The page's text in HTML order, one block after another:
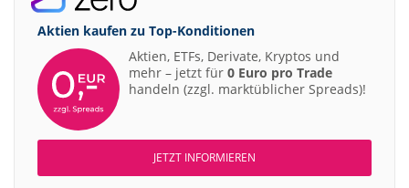
Aktien kaufen zu Top-Konditionen
Aktien, ETFs, Derivate, Kryptos und
mehr – jetzt für 0 Euro pro Trade
handeln (zzgl. marktüblicher Spreads)!
JETZT INFORMIEREN